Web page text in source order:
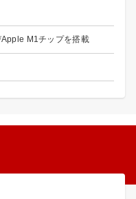
M1チップを搭載